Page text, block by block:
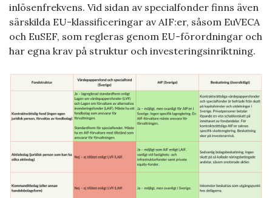
inlösenfrekvens. Vid sidan av specialfonder finns även
särskilda EU-klassificeringar av AIF:er, såsom EuVECA
och EuSEF, som regleras genom EU-förordningar och
har egna krav på struktur och investeringsinriktning.